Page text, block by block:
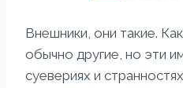
Внешники, они такие.
обычно другие, но эти
суевериях и